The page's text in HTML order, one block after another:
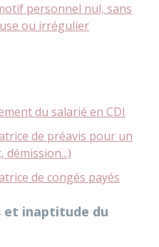
personnel nul, sans
ou irrégulier
du salarié en CDI
de préavis pour un
démission...)
de congés payés
et inaptitude du